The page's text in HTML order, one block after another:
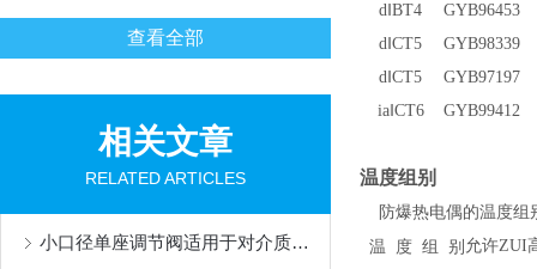
查看全部
相关文章
RELATED ARTICLES
小口径单座调节阀适用于对介质流量或者压力的调节
d ‖BT4
GYB96453
d ‖CT5
GYB98339
d ‖CT5
GYB97197
ia‖CT6 GYB99412
温度组别
防爆热电偶的温度
温 度 组 别 允许ZUI